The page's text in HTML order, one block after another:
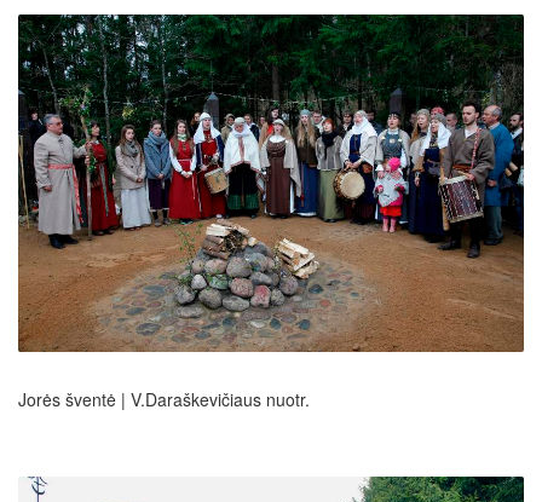
Jorės šventė | V.Daraškevičiaus nuotr.